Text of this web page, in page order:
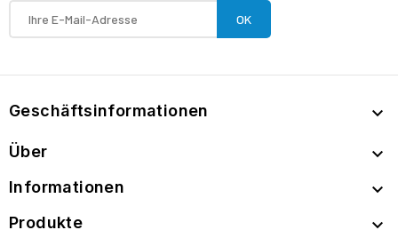
Geschäftsinformationen 
Über 
Informationen 
Produkte 